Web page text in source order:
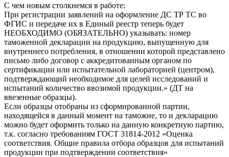
С чем новым столкнемся в работе:
При регистрации заявлений на оформление ДС ТР ТС во
ФГИС и передаче их в Единый реестр теперь будет
НЕОБХОДИМО (ОБЯЗАТЕЛЬНО) указывать: номер
таможенной декларации на продукцию, выпущенную для
внутреннего потребления, в отношении которой представлено
письмо либо договор с аккредитованным органом по
сертификации или испытательной лабораторией (центром),
подтверждающий необходимое для целей исследований и
испытаний количество ввозимой продукции.» (ДТ на
ввезенные образцы).
Если образцы отобраны из сформированной партии,
находящейся в данный момент на таможне, то и декларацию
можно будет оформить только на данную конкретную партию,
т.к. согласно требованиям ГОСТ 31814-2012 «Оценка
соответствия. Общие правила отбора образцов для испытаний
продукции при подтверждении соответствия»